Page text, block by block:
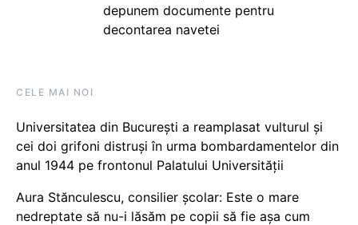
depunem documente pentru
decontarea navetei
CELE MAI NOI
Universitatea din București a reamplasat vulturul și
cei doi grifoni distruși în urma bombardamentelor din
anul 1944 pe frontonul Palatului Universității
Aura Stănculescu, consilier școlar: Este o mare
nedreptate să nu-i lăsăm pe copii să fie așa cum